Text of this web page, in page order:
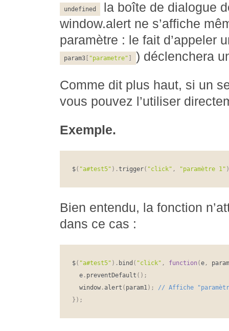
undefined
la boîte de dialogue
window.alert ne s’affiche
paramètre : le fait d’appeler
param3 [ "parametre" ) déclenchera
Comme dit plus haut, si un
vous pouvez l’utiliser
Exemple.
$( "a#test5" ) .trigger( "click" , "paramètre 1" )
Bien entendu, la fonction
dans ce cas :
$( "a#test5" ) . bind ( "click" , function (e ,
  e
. preventDefault ( ) ;
  window
. alert ( param1) ;
} ) ;